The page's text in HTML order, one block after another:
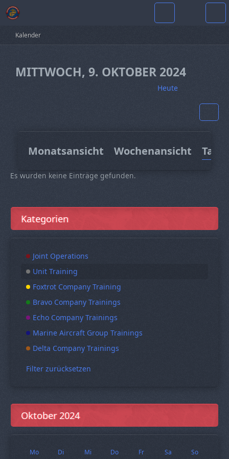
Kalender
MITTWOCH, 9. OKTOBER 2024
Heute
Monatsansicht Wochenansicht
Es wurden keine Einträge gefunden.
Kategorien
Joint Operations
Unit Training
Foxtrot Company Training
Bravo Company Trainings
Echo Company Trainings
Marine Aircraft Group Trainings
Delta Company Trainings
Filter zurücksetzen
Oktober 2024
Mo Di Mi Do Fr Sa So